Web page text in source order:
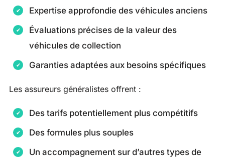
Expertise approfondie des véhicules anciens
Évaluations précises de la valeur des
véhicules de collection
Garanties adaptées aux besoins spécifiques
Les assureurs généralistes offrent :
Des tarifs potentiellement plus compétitifs
Des formules plus souples
Un accompagnement sur d’autres types de